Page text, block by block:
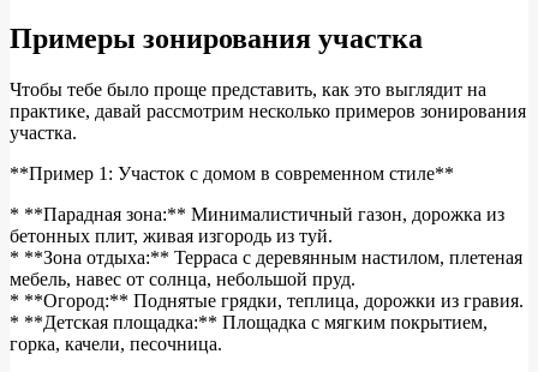
Примеры зонирования участка
Чтобы тебе было проще представить, как это выглядит на
практике, давай рассмотрим несколько примеров зонирования
участка.
**Пример 1: Участок с домом в современном стиле**
* **Парадная зона:** Минималистичный газон, дорожка из
бетонных плит, живая изгородь из туй.
* **Зона отдыха:** Терраса с деревянным настилом, плетеная
мебель, навес от солнца, небольшой пруд.
* **Огород:** Поднятые грядки, теплица, дорожки из гравия.
* **Детская площадка:** Площадка с мягким покрытием,
горка, качели, песочница.